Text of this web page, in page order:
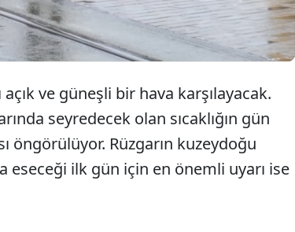
ve güneşli bir hava karşılayacak.
seyredecek olan sıcaklığın gün
öngörülüyor. Rüzgarın kuzeydoğu
eseceği ilk gün için en önemli uyarı ise